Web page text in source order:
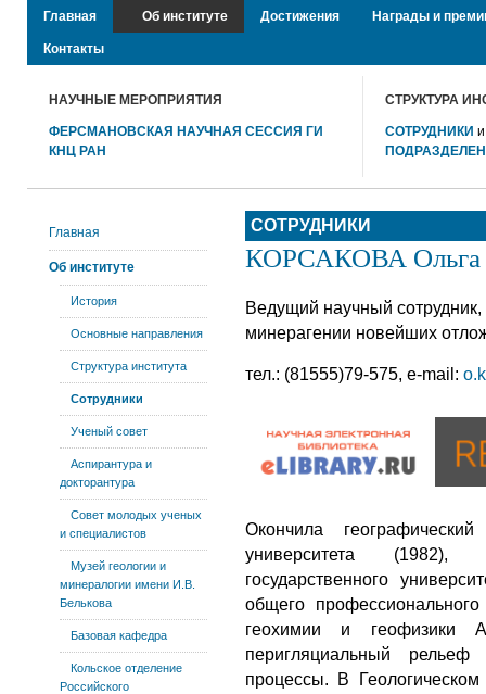
Главная Об институте Достижения Награды и
Контакты
НАУЧНЫЕ МЕРОПРИЯТИЯ
ФЕРСМАНОВСКАЯ НАУЧНАЯ СЕССИЯ ГИ
КНЦ РАН
СТРУКТУРА
СОТРУДНИКИ
СОТРУДНИКИ
КОРСАКОВА Ольга
Ведущий научный
минерагении новейших
тел.: (81555)79-575, e-mail:
Окончила
университета (1982),
государственного
общего
геохимии и геофизики
перигляциальный
процессы. В
Главная
Об институте
История
Основные направления
Структура института
Сотрудники
Ученый совет
Аспирантура и
докторантура
Совет молодых ученых
и специалистов
Музей геологии и
минералогии имени И.В.
Белькова
Базовая кафедра
Кольское отделение
Российского